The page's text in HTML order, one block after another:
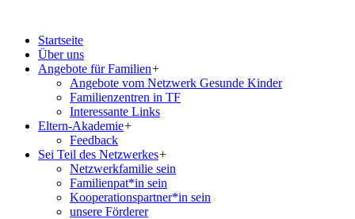
Startseite
Über uns
Angebote für Familien+
Angebote vom Netzwerk Gesunde Kinder
Familienzentren in TF
Interessante Links
Eltern-Akademie+
Feedback
Sei Teil des Netzwerkes+
Netzwerkfamilie sein
Familienpat*in sein
Kooperationspartner*in sein
unsere Förderer